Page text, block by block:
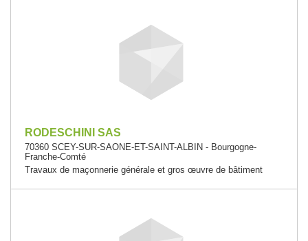
RODESCHINI SAS
70360 SCEY-SUR-SAONE-ET-SAINT-ALBIN - Bourgogne-
Franche-Comté
Travaux de maçonnerie générale et gros œuvre de bâtiment